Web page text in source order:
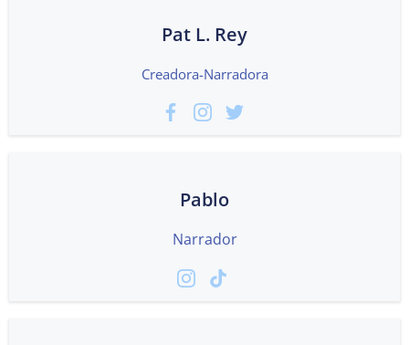
Pat L. Rey
Creadora-Narradora
Pablo
Narrador